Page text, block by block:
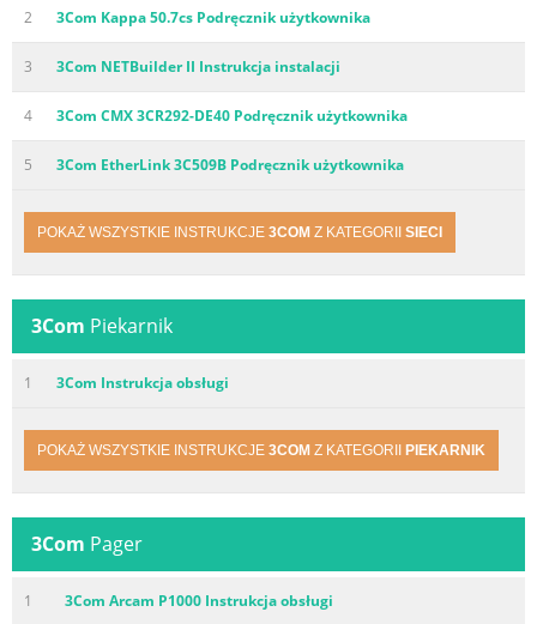
2 3Com Kappa 50.7cs Podręcznik użytkownika
3 3Com NETBuilder II Instrukcja instalacji
4 3Com CMX 3CR292-DE40 Podręcznik użytkownika
5 3Com EtherLink 3C509B Podręcznik użytkownika
POKAŻ WSZYSTKIE INSTRUKCJE 3COM Z KATEGORII SIECI
3Com Piekarnik
1 3Com Instrukcja obsługi
POKAŻ WSZYSTKIE INSTRUKCJE 3COM Z KATEGORII PIEKARNIK
3Com Pager
1 3Com Arcam P1000 Instrukcja obsługi